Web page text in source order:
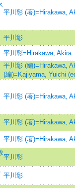
平川彰 (著)=Hirakawa,
平川彰
平川彰=Hirakawa, Akira
平川彰 (編)=Hirakawa,
(編)=Kajiyama, Yuichi
平川彰 (著)=Hirakawa,
平川彰 (著)=Hirakawa,
平川彰 (著)=Hirakawa,
平川彰
平川彰